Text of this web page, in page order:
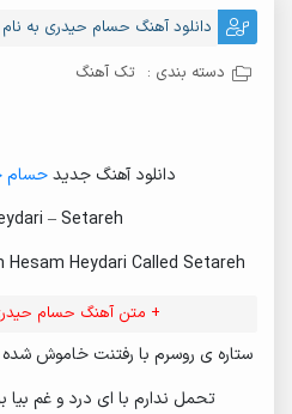
دانلود آهنگ حسام حیدری به نام
دسته بندی : تک آهنگ
دانلود آهنگ جدیدحسام
– Setareh
Hesam Heydari Called Setareh
+ متن آهنگ حسام
ستاره ی روسرم با رفتنت خاموش شده
تحمل ندارم با ای درد و غم بیا